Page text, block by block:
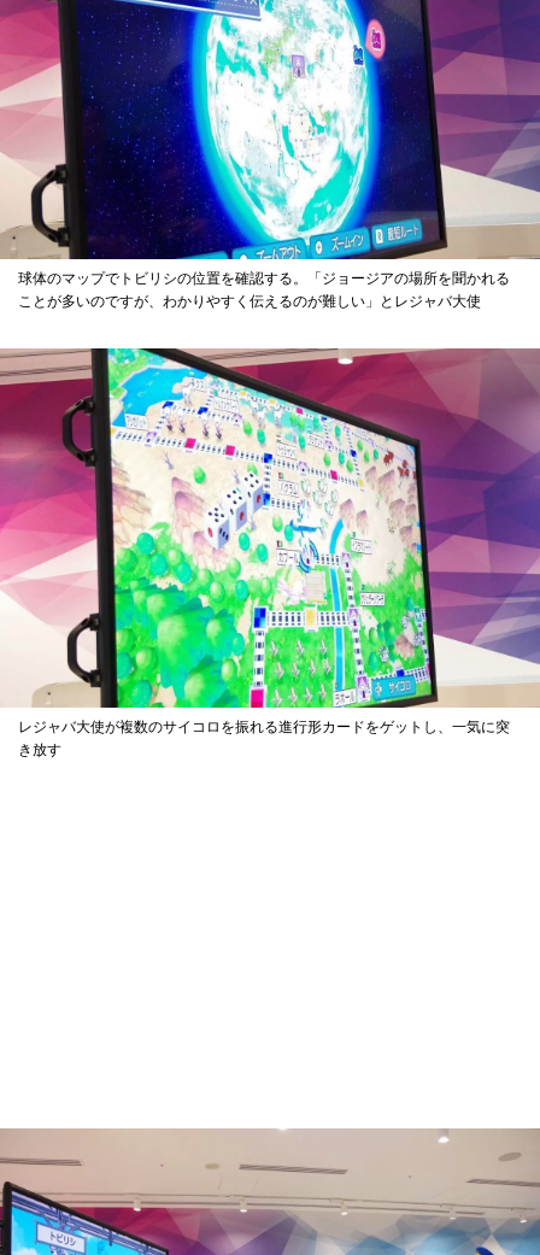
球体のマップでトビリシの位置を確認する。「ジョージアの場所を聞かれる
ことが多いのですが、わかりやすく伝えるのが難しい」とレジャバ大使
レジャバ大使が複数のサイコロを振れる進行形カードをゲットし、一気に突
き放す